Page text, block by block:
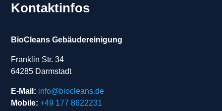
Kontaktinfos
BioCleans Gebäudereinigung
Franklin Str. 34
64285 Darmstadt
E-Mail: info@biocleans.de
Mobile: +49 177 8622231